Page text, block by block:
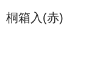
桐箱入(赤)